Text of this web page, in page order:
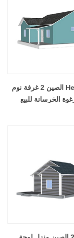
Heya-2S03 الصين 2 غرفة نوم
الخرسانة للبيع